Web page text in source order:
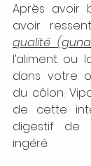
Après avoir
avoir
qualité (guna
l’aliment ou
dans votre
du côlon.
de cette
digestif de
ingéré.